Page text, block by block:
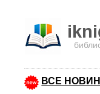
ВСЕ